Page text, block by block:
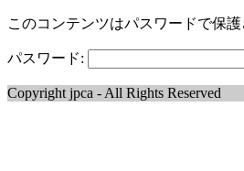
このコンテンツはパスワードで保
パスワード:
Copyright jpca - All Rights Reserved